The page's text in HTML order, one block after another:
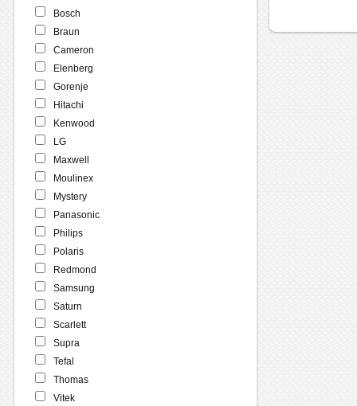
Bosch
Braun
Cameron
Elenberg
Gorenje
Hitachi
Kenwood
LG
Maxwell
Moulinex
Mystery
Panasonic
Philips
Polaris
Redmond
Samsung
Saturn
Scarlett
Supra
Tefal
Thomas
Vitek